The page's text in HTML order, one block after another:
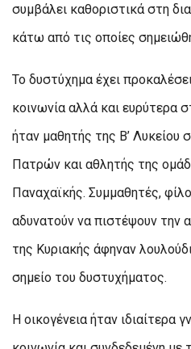
συμβάλει καθοριστικά στη
κάτω από τις οποίες
Το δυστύχημα έχει
κοινωνία αλλά και ευρύτερα
ήταν μαθητής της Β’ Λυκείου
Πατρών και αθλητής της
Παναχαϊκής. Συμμαθητές,
αδυνατούν να πιστέψουν την
της Κυριακής άφηναν
σημείο του δυστυχήματος.
Η οικογένεια ήταν ιδιαίτερα